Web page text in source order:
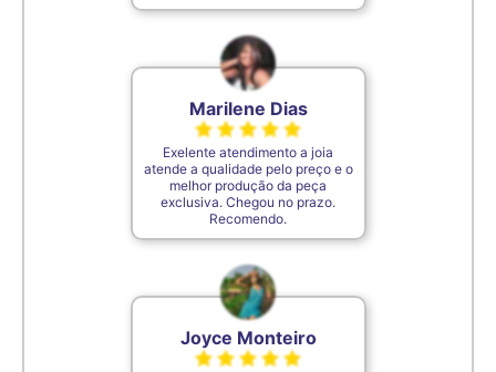
Marilene Dias
Exelente atendimento a joia
atende a qualidade pelo preço e o
melhor produção da peça
exclusiva. Chegou no prazo.
Recomendo.
Joyce Monteiro